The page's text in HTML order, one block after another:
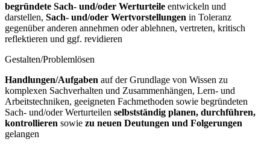
begründete Sach- und/oder Werturteile entwickeln und
darstellen, Sach- und/oder Wertvorstellungen in Toleranz
gegenüber anderen annehmen oder ablehnen, vertreten, kritisch
reflektieren und ggf. revidieren
Gestalten/Problemlösen
Handlungen/Aufgaben auf der Grundlage von Wissen zu
komplexen Sachverhalten und Zusammenhängen, Lern- und
Arbeitstechniken, geeigneten Fachmethoden sowie begründeten
Sach- und/oder Werturteilen selbstständig planen, durchführen,
kontrollieren sowie zu neuen Deutungen und Folgerungen
gelangen